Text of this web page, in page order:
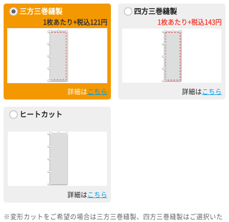
三方三巻縫製
1枚あたり+税込121円
詳細はこちら
四方三巻縫製
1枚あたり+税込143円
詳細はこちら
ヒートカット
詳細はこちら
※変形カットをご希望の場合は三方三巻縫製、四方三巻縫製はご選択いた